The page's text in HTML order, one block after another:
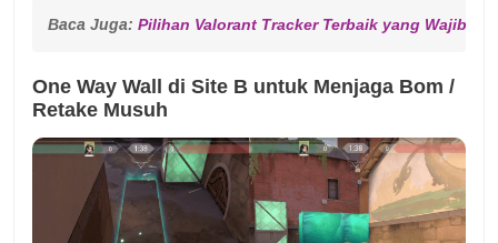
Baca Juga: Pilihan Valorant Tracker Terbaik yang Wajib
One Way Wall di Site B untuk Menjaga Bom /
Retake Musuh